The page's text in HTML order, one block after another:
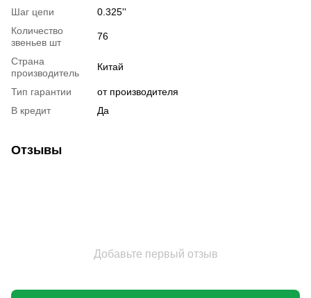
Шаг цепи
0.325''
Количество
звеньев шт
76
Страна
производитель
Китай
Тип гарантии
от производителя
В кредит
Да
Отзывы
Добавьте первый отзыв